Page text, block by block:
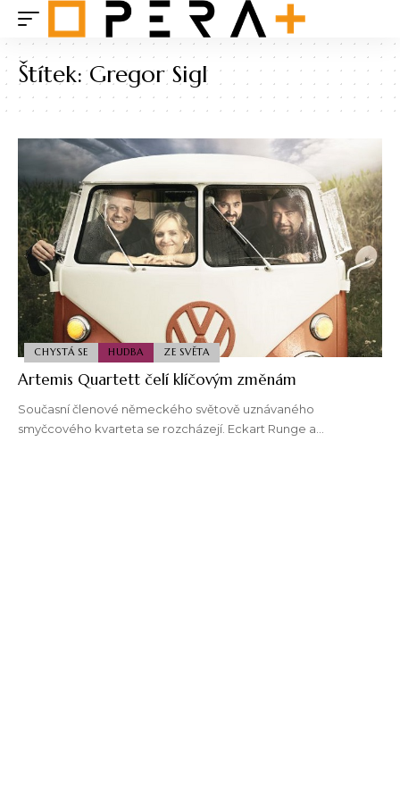
Štítek:Gregor Sigl
CHYSTÁ SE HUDBA ZE SVĚTA
Artemis Quartett čelí klíčovým změnám
Současní členové německého světově uznávaného
smyčcového kvarteta se rozcházejí. Eckart Runge a…